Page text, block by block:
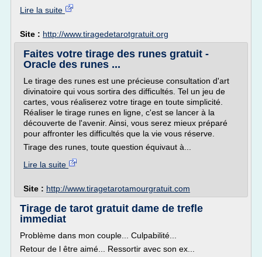
Lire la suite
Site : http://www.tiragedetarotgratuit.org
Faites votre tirage des runes gratuit -
Oracle des runes ...
Le tirage des runes est une précieuse consultation d'art
divinatoire qui vous sortira des difficultés. Tel un jeu de
cartes, vous réaliserez votre tirage en toute simplicité.
Réaliser le tirage runes en ligne, c'est se lancer à la
découverte de l'avenir. Ainsi, vous serez mieux préparé
pour affronter les difficultés que la vie vous réserve.
Tirage des runes, toute question équivaut à...
Lire la suite
Site : http://www.tiragetarotamourgratuit.com
Tirage de tarot gratuit dame de trefle
immediat
Problème dans mon couple... Culpabilité...
Retour de l être aimé... Ressortir avec son ex...